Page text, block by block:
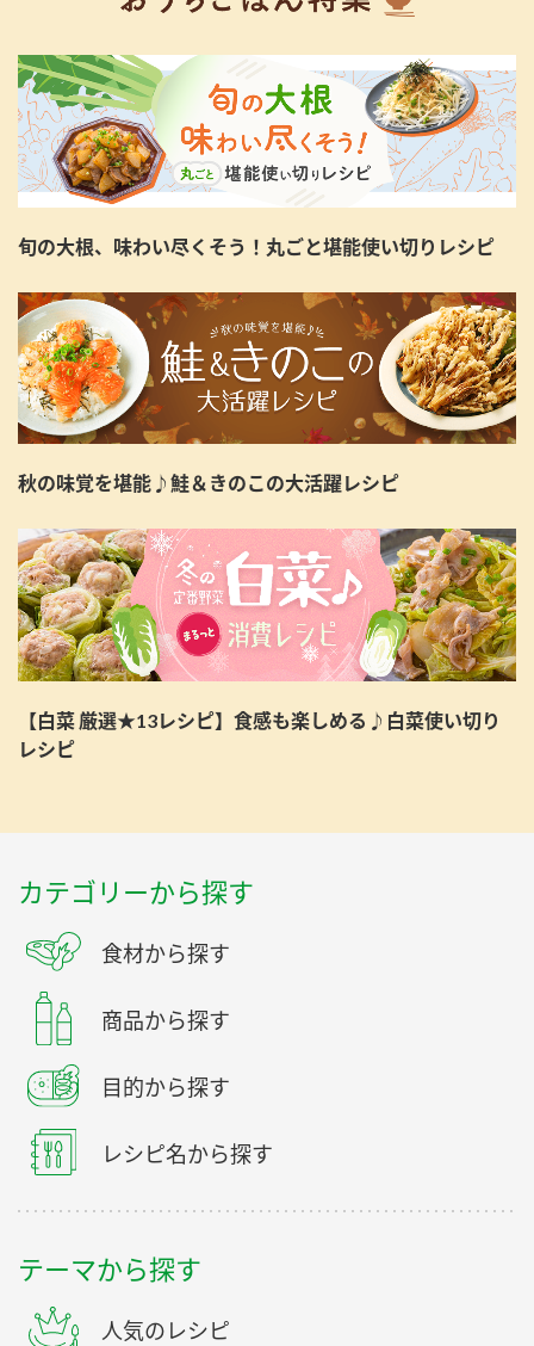
旬の大根、味わい尽くそう！丸ごと堪能使い切りレシピ
秋の味覚を堪能♪鮭＆きのこの大活躍レシピ
【白菜 厳選★13レシピ】食感も楽しめる♪白菜使い切り
レシピ
カテゴリーから探す
食材から探す
商品から探す
目的から探す
レシピ名から探す
テーマから探す
人気のレシピ